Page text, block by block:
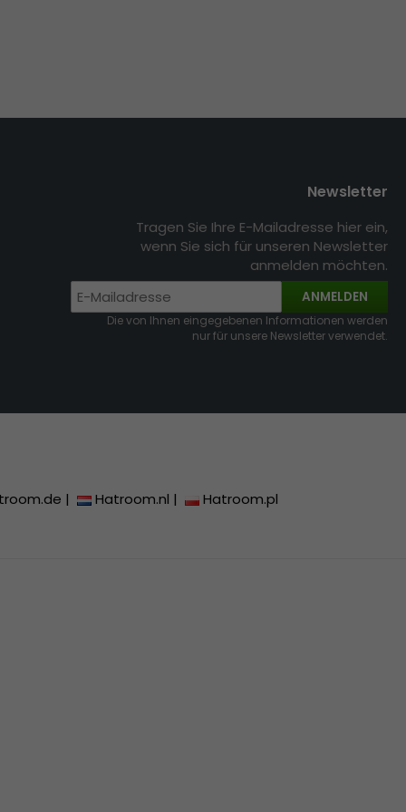
Newsletter
Tragen Sie Ihre E-Mailadresse hier ein,
wenn Sie sich für unseren Newsletter
anmelden möchten.
ANMELDEN
Die von Ihnen eingegebenen Informationen werden
nur für unsere Newsletter verwendet.
| Hatroom.nl | Hatroom.pl